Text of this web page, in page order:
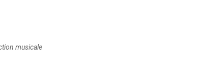
musicale